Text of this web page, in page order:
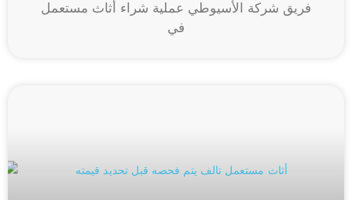
فريق شركة الأسيوطي عملية شراء أثاث مستعمل
في